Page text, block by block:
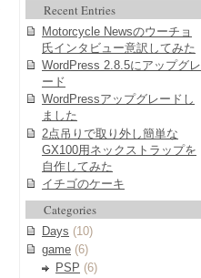
Recent Entries
Motorcycle Newsのウーチョ
氏インタビュー意訳してみた
WordPress 2.8.5にアップグレ
ード
WordPressアップグレードし
ました
2点吊りで取り外し簡単な
GX100用ネックストラップを
自作してみた
イチゴのケーキ
Categories
Days (10)
game (6)
PSP (6)